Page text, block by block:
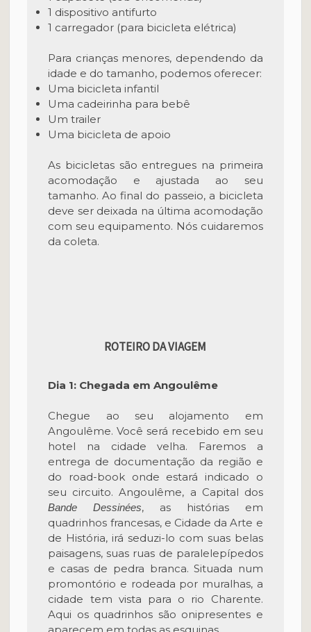
1 dispositivo antifurto
1 carregador (para bicicleta elétrica)
Para crianças menores, dependendo da
idade e do tamanho, podemos oferecer:
Uma bicicleta infantil
Uma cadeirinha para bebê
Um trailer
Uma bicicleta de apoio
As bicicletas são entregues na primeira
acomodação e ajustada ao seu
tamanho. Ao final do passeio, a bicicleta
deve ser deixada na última acomodação
com seu equipamento. Nós cuidaremos
da coleta.
ROTEIRO DA VIAGEM
Dia 1: Chegada em Angoulême
Chegue ao seu alojamento em
Angoulême. Você será recebido em seu
hotel na cidade velha. Faremos a
entrega de documentação da região e
do road-book onde estará indicado o
seu circuito. Angoulême, a Capital dos
Bande Dessinées, as histórias em
quadrinhos francesas, e Cidade da Arte e
de História, irá seduzi-lo com suas belas
paisagens, suas ruas de paralelepípedos
e casas de pedra branca. Situada num
promontório e rodeada por muralhas, a
cidade tem vista para o rio Charente.
Aqui os quadrinhos são onipresentes e